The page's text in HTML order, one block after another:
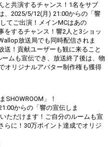
Comments
can post comments. Please
from posting comments
may offend performers or
users.
と共演するチャンス！1名をサブ
、2025/5/12(月) 21:00からの「響
てご出演！メインMCはあの
をするチャンス！響2人と3ショッ
放送局でも同時配信されま
送！貢献ユーザーも観に来ること
ムも宣伝でき、放送終了後は、物
オリジナルアバター制作権も獲得
SHOWROOM」！
からの「響の宣伝しま
ただけます！ご自分のルームも宣
らに！30万ポイント達成でオリジ